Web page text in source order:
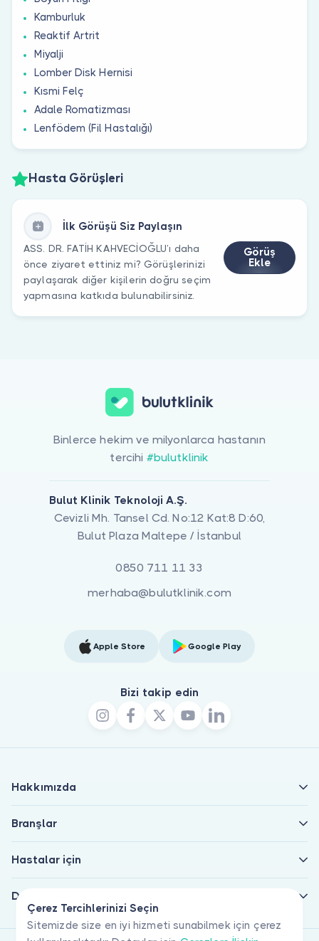
Kamburluk
Reaktif Artrit
Miyalji
Lomber Disk Hernisi
Kısmi Felç
Adale Romatizması
Lenfödem (Fil Hastalığı)
Hasta Görüşleri
İlk Görüşü Siz Paylaşın
ASS. DR. FATİH KAHVECİOĞLU’ı daha
önce ziyaret ettiniz mi? Görüşlerinizi
paylaşarak diğer kişilerin doğru seçim
yapmasına katkıda bulunabilirsiniz.
Görüş
Ekle
Çerez Tercihlerinizi Seçin
Sitemizde size en iyi hizmeti sunabilmek için çerez
Binlerce hekim ve milyonlarca hastanın
tercihi #bulutklinik
Bulut Klinik Teknoloji A.Ş.
Cevizli Mh. Tansel Cd. No:12 Kat:8 D:60,
Bulut Plaza Maltepe / İstanbul
0850 711 11 33
merhaba@bulutklinik.com
Apple Store Google Play
Bizi takip edin
Hakkımızda
Branşlar
Hastalar için
Doktorlar için